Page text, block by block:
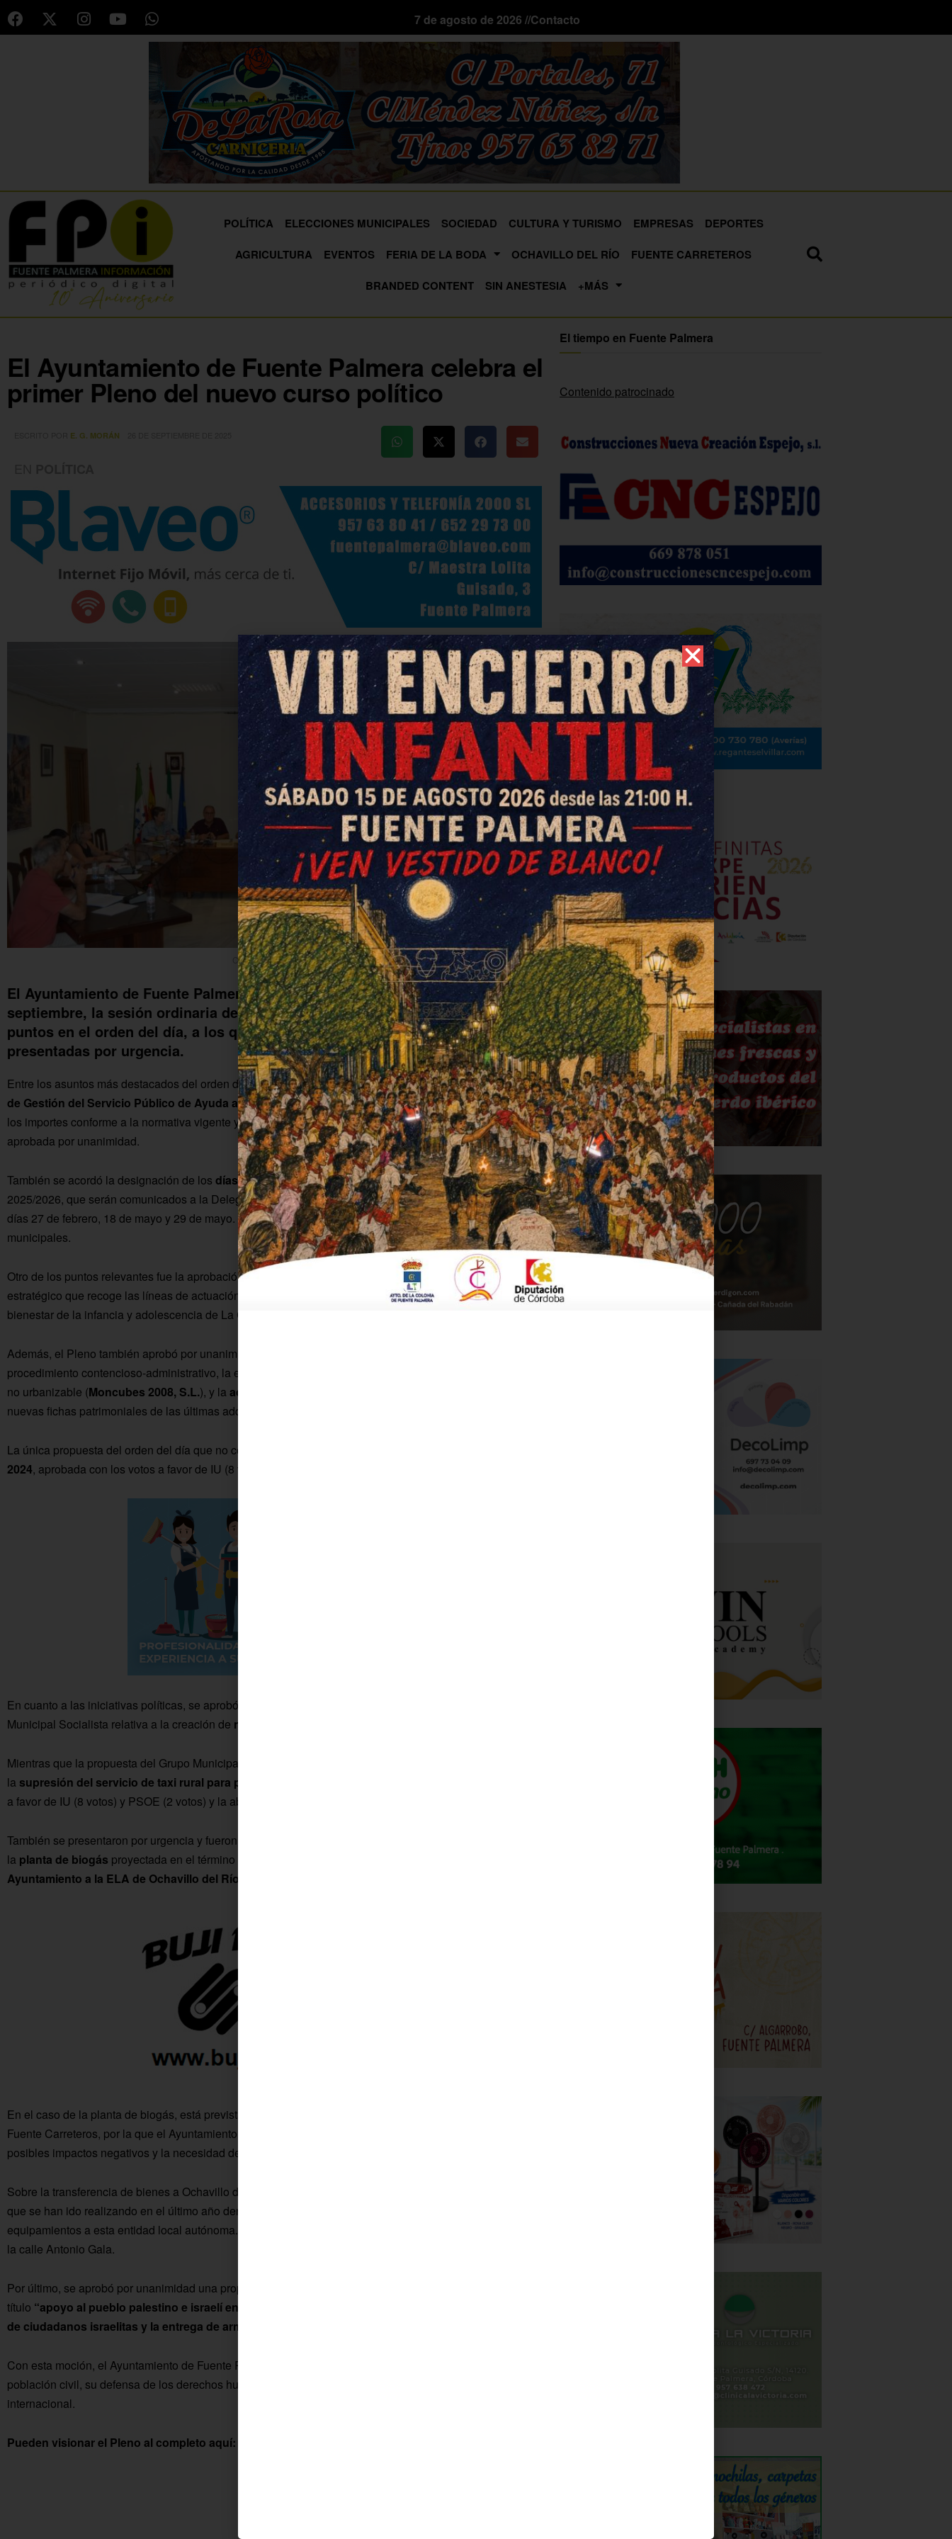
7 de agosto de 2026 //Contacto
POLÍTICA ELECCIONES MUNICIPALES SOCIEDAD CULTURA Y TURISMO EMPRESAS
DEPORTES
AGRICULTURA
EVENTOS FERIA DE LA BODA OCHAVILLO DEL RÍO
FUENTE CARRETEROS
BRANDED CONTENT
SIN ANESTESIA +MÁS
El Ayuntamiento de Fuente Palmera celebra el
primer Pleno del nuevo curso político
E. G. MORÁN
Corporación Municipal
El Ayuntamiento de Fuente Palmera celebró en la tarde de ayer, jueves 25 de
septiembre, la sesión ordinaria del Pleno Municipal, con un total de once
puntos en el orden del día, a los que se añadieron cuatro propuestas
presentadas por urgencia.
Entre los asuntos más destacados del orden del día, el Pleno aprobó larevisión de precios del contrato
de Gestión del Servicio Público de Ayuda a Domiciliopara el ejercicio 2025, una medida que actualiza
los importes conforme a la normativa vigente y garantiza la viabilidad del servicio. La propuesta fue
aprobada por unanimidad.
También se acordó la designación de los días no lectivosde ámbito local para el curso escolar
2025/2026, que serán comunicados a la Delegación Territorial de Educación, siendo estos en 2026, los
días 27 de febrero, 18 de mayo y 29 de mayo. Esta propuesta contó con el respaldo de todos los grupos
municipales.
Otro de los puntos relevantes fue la aprobación inicial del III Plan Local de Infancia
, un documento
estratégico que recoge las líneas de actuación del Ayuntamiento en la protección de los derechos y el
bienestar de la infancia y adolescencia de La Colonia. La propuesta fue aprobada por unanimidad.
Además, el Pleno también aprobó por unanimidad la designación de representación letrada en un
procedimiento contencioso-administrativo, la ejecución de una sentencia vinculada a un proyecto en suelo
no urbanizable (Moncubes 2008, S.L.), y la actualización del inventario municipal
nuevas fichas patrimoniales de las últimas adquisiciones.
La única propuesta del orden del día que no contó con unanimidad fue la
2024, aprobada con los votos a favor de IU (8 votos) y PP (1 voto), y la abstención del PSOE (2 votos).
En cuanto a las iniciativas políticas, se aprobó, también por unanimidad, una propuesta del Grupo
Municipal Socialista relativa a la creación de nuevos espacios de sombra en los parques públicos
Mientras que la propuesta del Grupo Municipal de Izquierda Unida, incluida por urgencia, en relación con
la supresión del servicio de taxi rural para personas en tratamiento de hemodiálisis
a favor de IU (8 votos) y PSOE (2 votos) y la abstención de PP (1 voto).
También se presentaron por urgencia y fueron aprobadas por unanimidad, una propuesta de Alcaldía sobre
la planta de biogás proyectada en el término municipal de Écija y otra sobre la
Ayuntamiento a la ELA de Ochavillo del Río
En el caso de la planta de biogás, está prevista su instalación en las inmediaciones del núcleo urbano de
Fuente Carreteros, por la que el Ayuntamiento de Fuente Palmera muestra su preocupación por los
posibles impactos negativos y la necesidad de información y coordinación institucional.
Sobre la transferencia de bienes a Ochavillo del Río, el Ayuntamiento continúa con los diferentes trámites
que se han ido realizando en el último año dentro del marco del proceso de dotación de recursos y
equipamientos a esta entidad local autónoma. Se ceden ahora la Plaza Florentina Sánchez y el parque de
la calle Antonio Gala.
Por último, se aprobó por unanimidad una propuesta presentada por todos los grupos municipales, bajo el
título “apoyo al pueblo palestino e israelí en contra del genocidio del estado de Israel, el secuestro
de ciudadanos israelitas y la entrega de armas a Hamás”
Con esta moción, el Ayuntamiento de Fuente Palmera expresa su rechazo a la violencia ejercida contra la
población civil, su defensa de los derechos humanos y su compromiso con la paz y el respeto al derecho
internacional.
Pueden visionar el Pleno al completo aquí:
El tiempo en Fuente Palmera
Contenido patrocinado